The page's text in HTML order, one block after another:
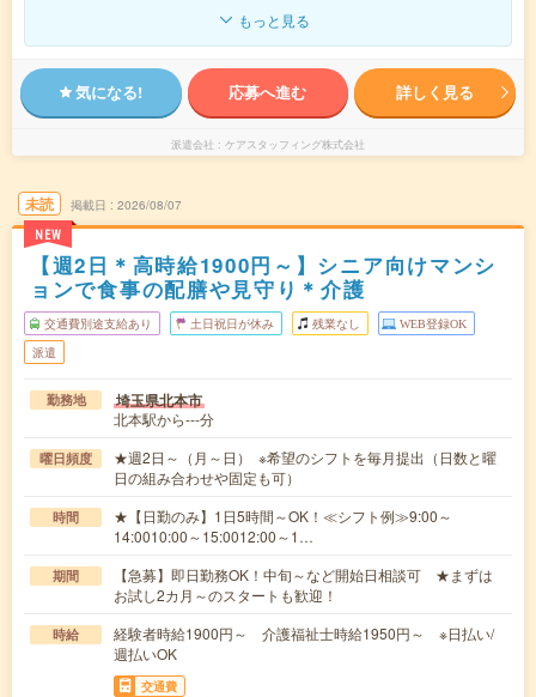
もっと見る
気になる! 応募へ進む 詳しく見る
派遣会社 ケアスタッフィング株式会社
未読
NEW
掲載日 2026/08/07
【週2日＊高時給1900円～】シニア向けマンシ
ョンで食事の配膳や見守り＊介護
交通費別途支給あり 土日祝日が休み 残業なし WEB登録OK
派遣
勤務地 埼玉県北本市
北本駅から---分
曜日頻度
★週2日～（月～日） ※希望のシフトを毎月提出（日数と曜
日の組み合わせや固定も可）
時間
★【日勤のみ】1日5時間～OK！≪シフト例≫9:00～
14:0010:00～15:0012:00～1…
期間
【急募】即日勤務OK！中旬～など開始日相談可 ★まずは
お試し2カ月～のスタートも歓迎！
時給
経験者時給1900円～ 介護福祉士時給1950円～ ※日払い/
週払いOK
交通費